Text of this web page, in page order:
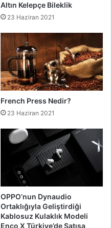
Altın Kelepçe Bileklik
23 Haziran 2021
French Press Nedir?
23 Haziran 2021
OPPO’nun Dynaudio
Ortaklığıyla Geliştirdiği
Kablosuz Kulaklık Modeli
Enco X Türkiye’de Satışa